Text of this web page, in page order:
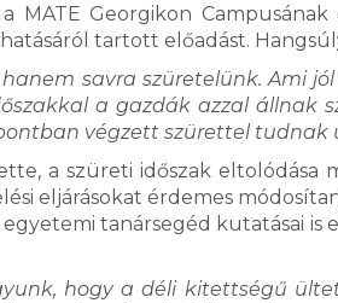
a MATE Georgikon
tartott előadást.
savra szüretelünk. Ami
a gazdák azzal állnak
végzett szürettel tudnak
a szüreti időszak
eljárásokat érdemes
egyetemi tanársegéd kutatásai
hogy a déli kitettségű